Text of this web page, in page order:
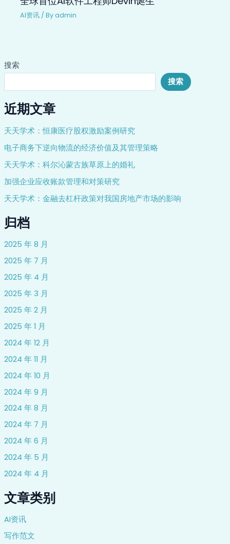
搜索
搜索
近期文章
天天学术：恒康医疗股权激励案例研究
电子商务下逆向物流的经济价值及其管理策略
天天学术：科尔沁蒙古族草原上的婚礼
加强企业应收账款管理和对策研究
天天学术：金融去杠杆政策对我国房地产市场的影响
归档
2025 年 8 月
2025 年 7 月
2025 年 4 月
2025 年 3 月
2025 年 2 月
2025 年 1 月
2024 年 12 月
2024 年 11 月
2024 年 10 月
2024 年 9 月
2024 年 8 月
2024 年 7 月
2024 年 6 月
2024 年 5 月
2024 年 4 月
文章类别
AI资讯
写作范文
AI资讯 / Byadmin